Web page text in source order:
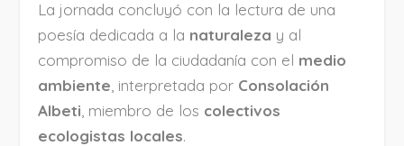
La jornada concluyó con la lectura de una
poesía dedicada a la naturaleza y al
compromiso de la ciudadanía con el medio
ambiente , interpretada por Consolación
Albeti , miembro de los colectivos
ecologistas locales.